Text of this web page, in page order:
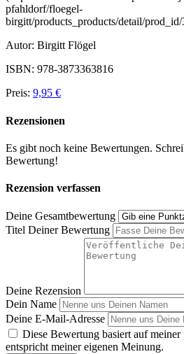
pfahldorf/floegel-
birgitt/products_products/detail/
Autor: Birgitt Flögel
ISBN: 978-3873363816
Preis: 9,95 €
Rezensionen
Es gibt noch keine Bewertungen.
Bewertung!
Rezension verfassen
Deine Gesamtbewertung
Titel Deiner Bewertung
Deine Rezension
Dein Name
Deine E-Mail-Adresse
Diese Bewertung basiert auf
entspricht meiner eigenen Meinung.